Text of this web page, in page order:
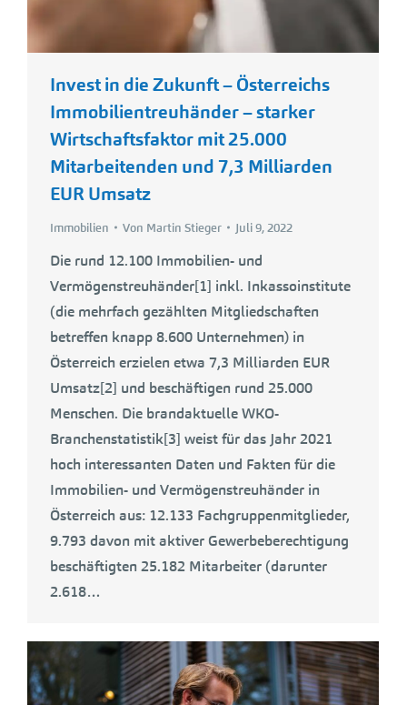
Invest in die Zukunft – Österreichs
Immobilientreuhänder – starker
Wirtschaftsfaktor mit 25.000
Mitarbeitenden und 7,3 Milliarden
EUR Umsatz
Immobilien Von Martin Stieger Juli 9, 2022
Die rund 12.100 Immobilien- und
Vermögenstreuhänder[1] inkl. Inkassoinstitute
(die mehrfach gezählten Mitgliedschaften
betreffen knapp 8.600 Unternehmen) in
Österreich erzielen etwa 7,3 Milliarden EUR
Umsatz[2] und beschäftigen rund 25.000
Menschen. Die brandaktuelle WKO-
Branchenstatistik[3] weist für das Jahr 2021
hoch interessanten Daten und Fakten für die
Immobilien- und Vermögenstreuhänder in
Österreich aus: 12.133 Fachgruppenmitglieder,
9.793 davon mit aktiver Gewerbeberechtigung
beschäftigten 25.182 Mitarbeiter (darunter
2.618…